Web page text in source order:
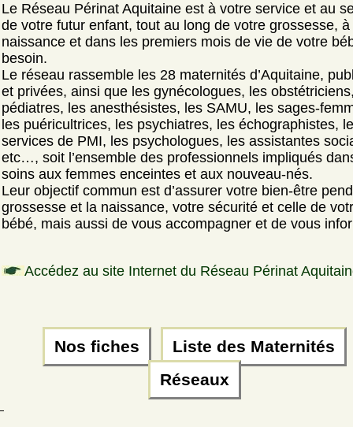
Le Réseau Périnat Aquitaine est à votre service et au
de votre futur enfant, tout au long de votre grossesse, à
naissance et dans les premiers mois de vie de votre
besoin.
Le réseau rassemble les 28 maternités d’Aquitaine,
et privées, ainsi que les gynécologues, les
pédiatres, les anesthésistes, les SAMU, les sages-
les puéricultrices, les psychiatres, les échographistes,
services de PMI, les psychologues, les assistantes
etc…, soit l’ensemble des professionnels impliqués
soins aux femmes enceintes et aux nouveau-nés.
Leur objectif commun est d’assurer votre bien-être
grossesse et la naissance, votre sécurité et celle de
bébé, mais aussi de vous accompagner et de vous
Accédez au site Internet du Réseau Périnat
Nos fiches
Liste des Maternités
Réseaux